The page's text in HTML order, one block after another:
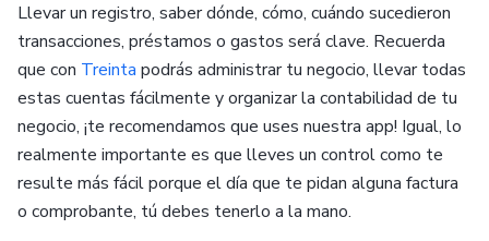
Llevar un registro, saber dónde, cómo, cuándo sucedieron
transacciones, préstamos o gastos será clave. Recuerda
que con Treinta podrás administrar tu negocio, llevar todas
estas cuentas fácilmente y organizar la contabilidad de tu
negocio, ¡te recomendamos que uses nuestra app! Igual, lo
realmente importante es que lleves un control como te
resulte más fácil porque el día que te pidan alguna factura
o comprobante, tú debes tenerlo a la mano.